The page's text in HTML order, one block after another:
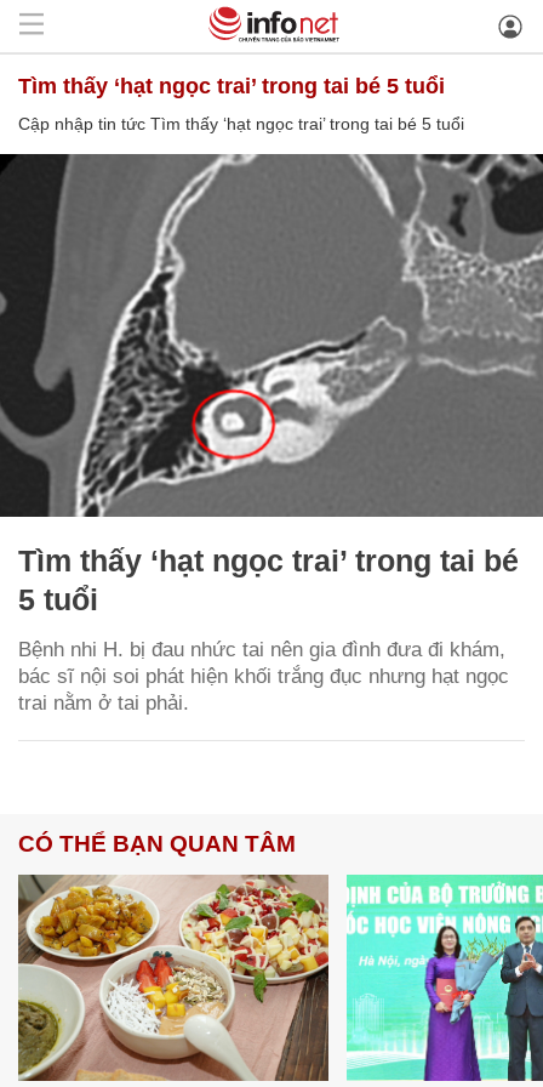
Tìm thấy ‘hạt ngọc trai’ trong tai bé 5 tuổi
Cập nhập tin tức Tìm thấy ‘hạt ngọc trai’ trong tai bé 5 tuổi
Tìm thấy ‘hạt ngọc trai’ trong tai bé
5 tuổi
Bệnh nhi H. bị đau nhức tai nên gia đình đưa đi khám,
bác sĩ nội soi phát hiện khối trắng đục nhưng hạt ngọc
trai nằm ở tai phải.
CÓ THỂ BẠN QUAN TÂM